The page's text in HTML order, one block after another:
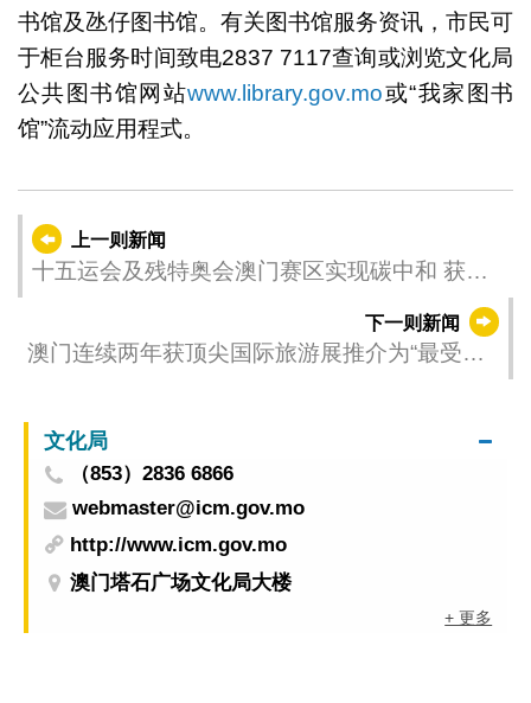
书馆及氹仔图书馆。有关图书馆服务资讯，市民可
于柜台服务时间致电2837 7117查询或浏览文化局
公共图书馆网站www.library.gov.mo或“我家图书
馆”流动应用程式。
上一则新闻
十五运会及残特奥会澳门赛区实现碳中和 获权
下一则新闻
澳门连续两年获顶尖国际旅游展推介为“最受欢
文化局
（853）2836 6866
webmaster@icm.gov.mo
http://www.icm.gov.mo
澳门塔石广场文化局大楼
+ 更多